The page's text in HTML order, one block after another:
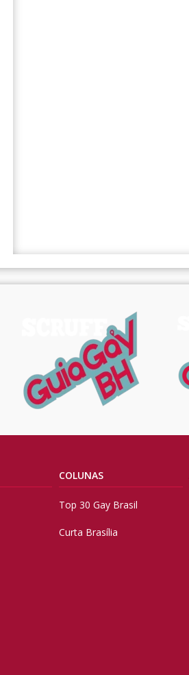
COLUNAS
Top 30 Gay Brasil
Curta Brasília